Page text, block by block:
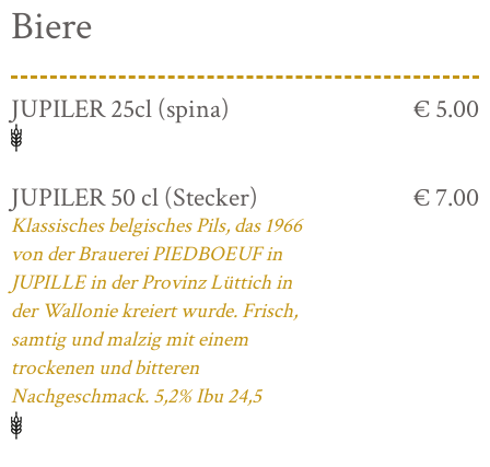
Biere
JUPILER 25cl (spina) € 5.00
JUPILER 50 cl (Stecker)
Klassisches belgisches Pils, das 1966
von der Brauerei PIEDBOEUF in
JUPILLE in der Provinz Lüttich in
der Wallonie kreiert wurde. Frisch,
samtig und malzig mit einem
trockenen und bitteren
Nachgeschmack. 5,2% Ibu 24,5
€ 7.00